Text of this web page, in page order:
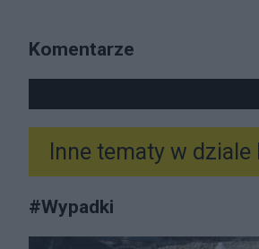
Komentarze
Inne tematy w dziale
#Wypadki